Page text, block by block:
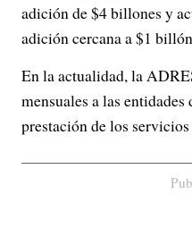
adición de $4 billones y
adición cercana a $1
En la actualidad, la
mensuales a las
prestación de los